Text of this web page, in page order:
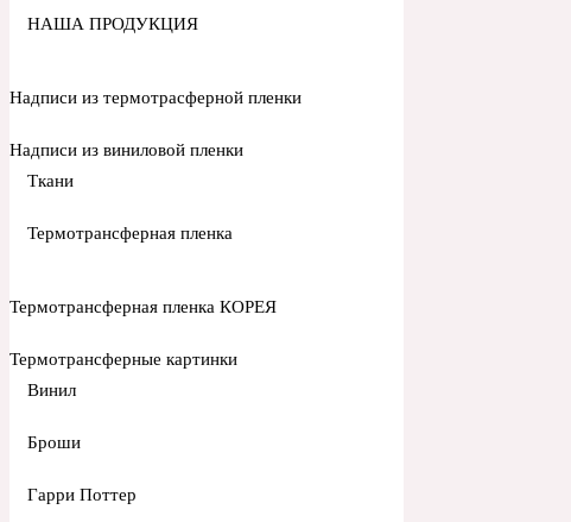
НАША ПРОДУКЦИЯ
Надписи из термотрасферной пленки
Надписи из виниловой пленки
Ткани
Термотрансферная пленка
Термотрансферная пленка КОРЕЯ
Термотрансферные картинки
Винил
Броши
Гарри Поттер